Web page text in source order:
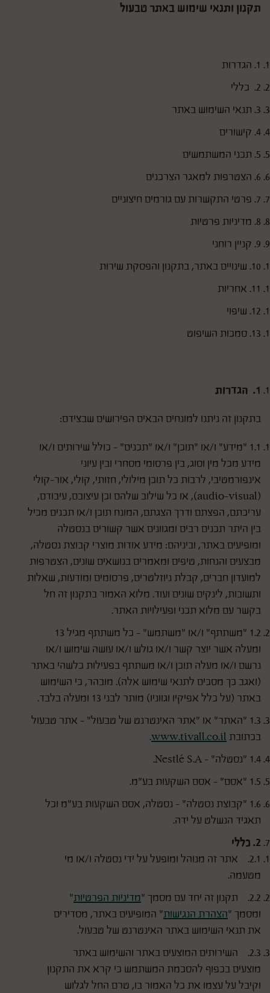
תקנון ותנאי שימוש באתר טבעול
1. הגדרות
2. כללי
3. תנאי השימוש באתר
4. קישורים
5. תכני המשתמשים
6. הצטרפות למאגר הצרכנים
7. פרטי התקשרות עם גורמים חיצוניים
8. מדיניות פרטיות
9. קניין רוחני
10. שינויים באתר, בתקנון והפסקת שירות
11. אחריות
12. שיפוי
13. סמכות השיפוט
1. הגדרות
בתקנון זה ניתנו למונחים הבאים הפירושים שבצידם:
1.1 "מידע" ו/או "תוכן" ו/או "תכנים" - כולל שירותים ו/או
מידע מכל מין וסוג, בין פרסומי מסחרי ובין עיוני
אינפורמטיבי, לרבות כל תוכן מילולי, חזותי, קולי, אור-קולי
(audio-visual), או כל שילוב שלהם וכן עיצובם, עיבודם,
עריכתם, הפצתם ודרך הצגתם, המונח תוכן ו/או תכנים מכיל
בין היתר תכנים רבים ומגוונים אשר קשורים בנסטלה
ומופיעים באתר, וביניהם: מידע אודות מוצרי קבוצת נסטלה,
מבצעים והנחות, טיפים ומאמרים בנושאים שונים, הצטרפות
למועדון חברים, קבלת ניוזלטרים, פרסומים ומודעות, שאלות
ותשובות, לינקים שונים ועוד. מלוא האמור בתקנון זה חל
בקשר עם מלוא תכני ופעילויות האתר.
1.2 "משתתף" ו/או "משתמש" - כל משתתף מגיל 13
ומעלה אשר יוצר קשר ו/או גולש ו/או עושה שימוש ו/או
נרשם ו/או מעלה תוכן ו/או משתתף בפעילות כלשהי באתר
(ואגב כך מסכים לתנאי שימוש אלה). מובהר, כי השימוש
באתר (על כלל אפיקיו וגווניו) מותר לבני 13 ומעלה בלבד.
1.3 "האתר" או "אתר האינטרנט של טבעול" - אתר טבעול
בכתובת www.tivall.co.il
.
1.4 "נסטלה" - Nestlé S.A.
1.5 "אסם" - אסם השקעות בע"מ.
1.6 "קבוצת נסטלה" – נסטלה, אסם השקעות בע"מ וכל
תאגיד הנשלט על ידה.
2. כללי
2.1. אתר זה מנוהל ומופעל על ידי נסטלה ו/או מי
מטעמה.
2.2. תקנון זה יחד עם מסמך "
מדיניות הפרטיות"
ומסמך "הצהרת הנגישות" המופיעים באתר, מסדירים
את תנאי השימוש באתר האינטרנט של טבעול.
2.3. השירותים המוצעים באתר והשימוש באתר
מוצעים בכפוף להסכמת המשתמש כי קרא את התקנון
וקיבל על עצמו את כל האמור בו, טרם החל לגלוש